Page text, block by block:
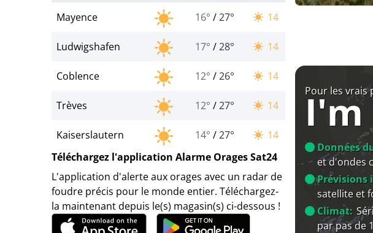
Mayence 16° /27° 14
Ludwigshafen 17° /28° 14
Coblence 12° /26° 14
Trèves 12° /27° 14
Kaiserslautern 14° /27°
14
Téléchargez l'application Alarme Orages Sat24
L'application d'alerte aux orages avec un radar de
foudre précis pour le monde entier. Téléchargez-
la maintenant depuis le(s) magasin(s) ci-dessous !
Pour les vrais
I'm
Données
et d'ondes
Prévisions
satellite et
Climat:
par pas de